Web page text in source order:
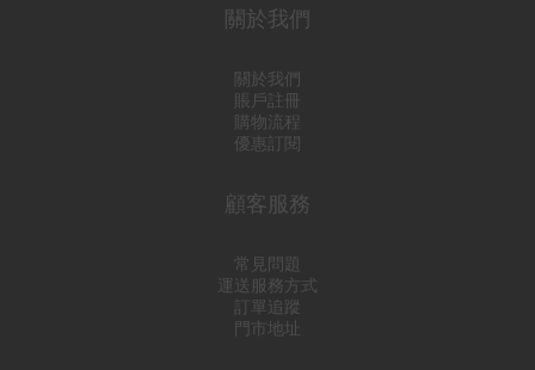
關於我們
關於我們
賬戶註冊
購物流程
優惠訂閱
顧客服務
常見問題
運送服務方式
訂單追蹤
門市地址